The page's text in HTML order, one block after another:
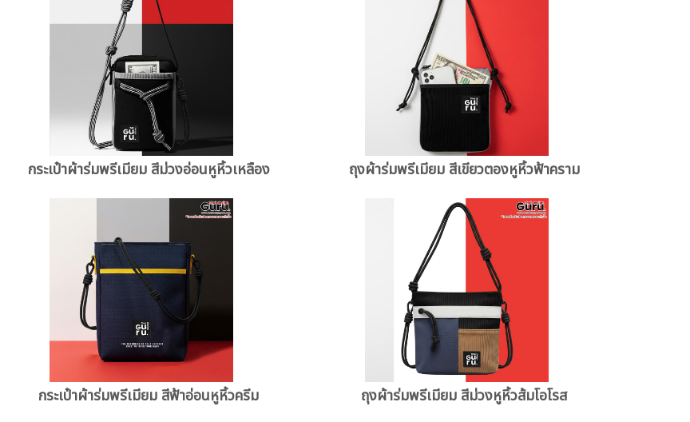
กระเป๋าผ้าร่มพรีเมียม สีม่วงอ่อนหูหิ้วเหลือง ถุงผ้าร่มพรีเมียม สีเขียวตองหูหิ้วฟ้าคราม
กระเป๋าผ้าร่มพรีเมียม สีฟ้าอ่อนหูหิ้วครีม ถุงผ้าร่มพรีเมียม สีม่วงหูหิ้วส้มโอโรส